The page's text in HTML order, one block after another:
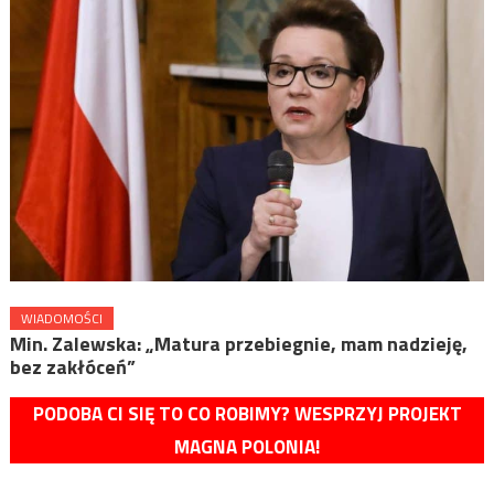
WIADOMOŚCI
Min. Zalewska: „Matura przebiegnie, mam nadzieję,
bez zakłóceń”
PODOBA CI SIĘ TO CO ROBIMY? WESPRZYJ PROJEKT
MAGNA POLONIA!